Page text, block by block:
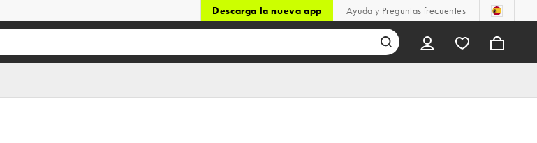
Descarga la nueva app Ayuda y Preguntas frecuentes